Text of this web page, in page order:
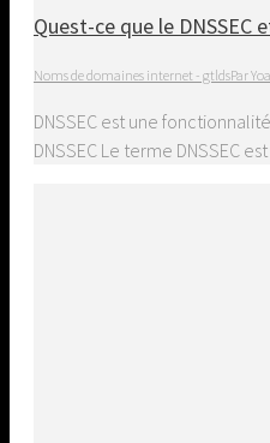
Quest-ce que le DNSSEC
Noms de domaines internet - gtldsPar
DNSSEC est une
DNSSEC Le terme DNSSEC